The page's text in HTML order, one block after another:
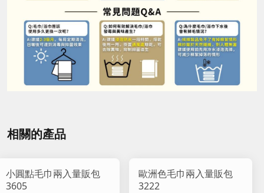
相關的產品
小圓點毛巾兩入量販包
3605
歐洲色毛巾兩入量販包
3222